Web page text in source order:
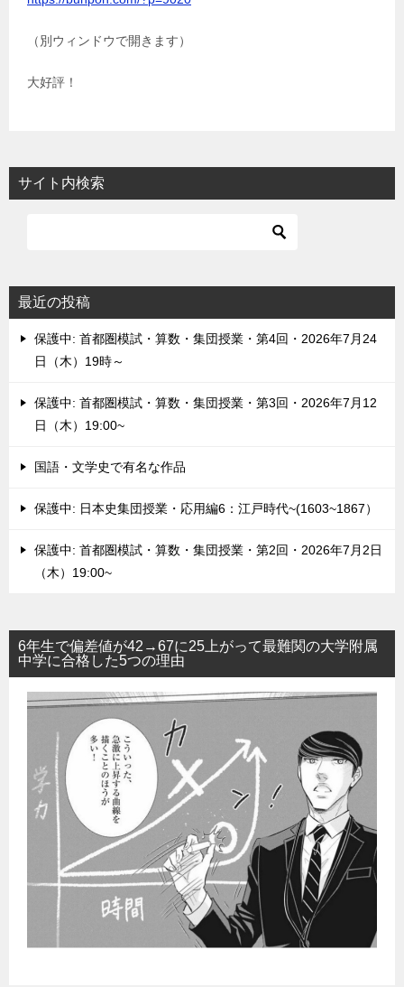
（別ウィンドウで開きます）
大好評！
サイト内検索
最近の投稿
保護中: 首都圏模試・算数・集団授業・第4回・2026年7月24
日（木）19時～
保護中: 首都圏模試・算数・集団授業・第3回・2026年7月12
日（木）19:00~
国語・文学史で有名な作品
保護中: 日本史集団授業・応用編6：江戸時代~(1603~1867）
保護中: 首都圏模試・算数・集団授業・第2回・2026年7月2日
（木）19:00~
6年生で偏差値が42→67に25上がって最難関の大学附属
中学に合格した5つの理由